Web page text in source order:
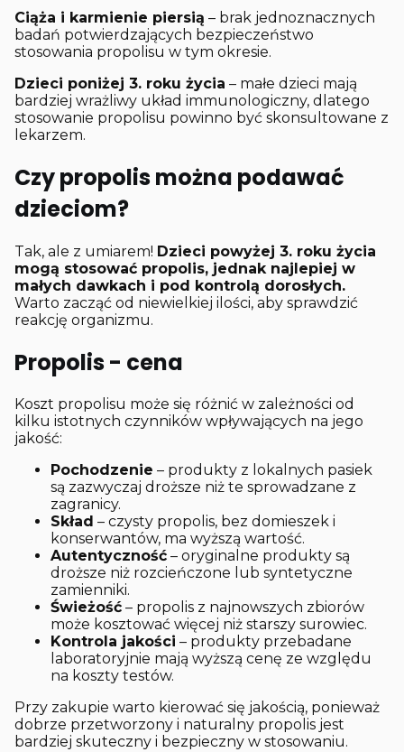
Ciąża i karmienie piersią – brak jednoznacznych
badań potwierdzających bezpieczeństwo
stosowania propolisu w tym okresie.
Dzieci poniżej 3. roku życia – małe dzieci mają
bardziej wrażliwy układ immunologiczny, dlatego
stosowanie propolisu powinno być skonsultowane z
lekarzem.
Czy propolis można podawać
dzieciom?
Tak, ale z umiarem! Dzieci powyżej 3. roku życia
mogą stosować propolis, jednak najlepiej w
małych dawkach i pod kontrolą dorosłych.
Warto zacząć od niewielkiej ilości, aby sprawdzić
reakcję organizmu.
Propolis - cena
Koszt propolisu może się różnić w zależności od
kilku istotnych czynników wpływających na jego
jakość:
Pochodzenie – produkty z lokalnych pasiek
są zazwyczaj droższe niż te sprowadzane z
zagranicy.
Skład – czysty propolis, bez domieszek i
konserwantów, ma wyższą wartość.
Autentyczność – oryginalne produkty są
droższe niż rozcieńczone lub syntetyczne
zamienniki.
Świeżość – propolis z najnowszych zbiorów
może kosztować więcej niż starszy surowiec.
Kontrola jakości – produkty przebadane
laboratoryjnie mają wyższą cenę ze względu
na koszty testów.
Przy zakupie warto kierować się jakością, ponieważ
dobrze przetworzony i naturalny propolis jest
bardziej skuteczny i bezpieczny w stosowaniu.